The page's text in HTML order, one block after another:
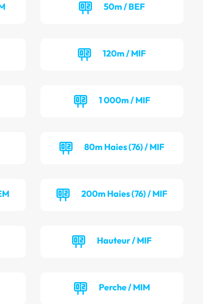
50m / BEF
120m / MIF
1 000m / MIF
80m Haies (76) / MIF
200m Haies (76) / MIF
Hauteur / MIF
Perche / MIM